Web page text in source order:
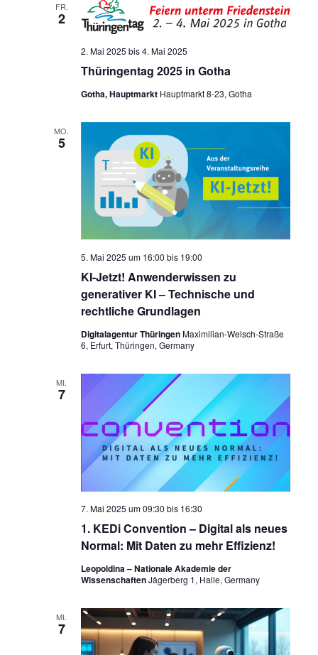
FR.
2
Thüringentag 2025 in Gotha
2. Mai 2025 bis4. Mai 2025
Gotha, Hauptmarkt Hauptmarkt 8-23, Gotha
MO.
5
KI-Jetzt! Anwenderwissen zu
generativer KI – Technische und
rechtliche Grundlagen
5. Mai 2025 um 16:00 bis 19:00
Digitalagentur ThüringenMaximilian-Welsch-Straße
6, Erfurt, Thüringen, Germany
MI.
7
1. KEDi Convention – Digital als neues
Normal: Mit Daten zu mehr Effizienz!
7. Mai 2025 um 09:30 bis 16:30
Leopoldina – Nationale Akademie der
WissenschaftenJägerberg 1, Halle, Germany
MI.
7